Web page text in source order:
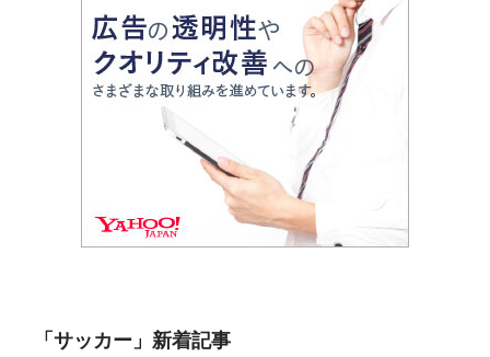
「サッカー」新着記事